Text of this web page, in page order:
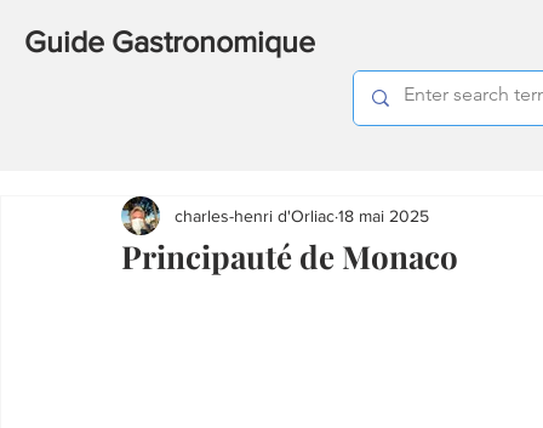
Guide Gastronomique
Principauté de Monaco
charles-henri d'Orliac18 mai 2025